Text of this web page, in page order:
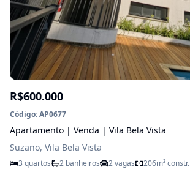
R$600.000
Código: AP0677
Apartamento | Venda | Vila Bela Vista
Suzano, Vila Bela Vista
3 quartos 2 banheiros 2 vagas 206m² constr.